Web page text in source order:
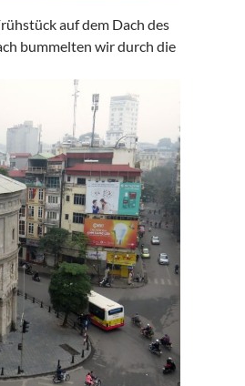
auf dem Dach des
bummelten wir durch die